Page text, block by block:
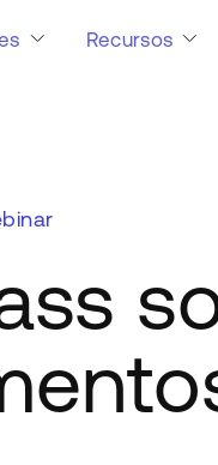
Recursos